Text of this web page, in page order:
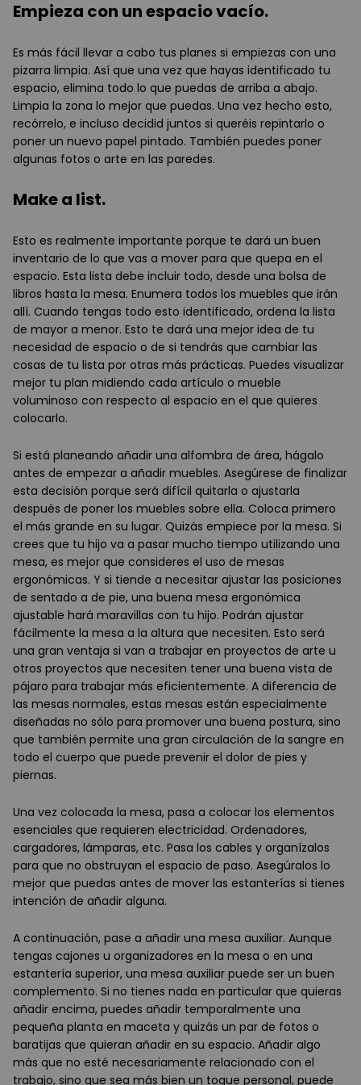
Empieza con un espacio vacío.
Es más fácil llevar a cabo tus planes si empiezas con una
pizarra limpia. Así que una vez que hayas identificado tu
espacio, elimina todo lo que puedas de arriba a abajo.
Limpia la zona lo mejor que puedas. Una vez hecho esto,
recórrelo, e incluso decidid juntos si queréis repintarlo o
poner un nuevo papel pintado. También puedes poner
algunas fotos o arte en las paredes.
Make a list.
Esto es realmente importante porque te dará un buen
inventario de lo que vas a mover para que quepa en el
espacio. Esta lista debe incluir todo, desde una bolsa de
libros hasta la mesa. Enumera todos los muebles que irán
allí. Cuando tengas todo esto identificado, ordena la lista
de mayor a menor. Esto te dará una mejor idea de tu
necesidad de espacio o de si tendrás que cambiar las
cosas de tu lista por otras más prácticas. Puedes visualizar
mejor tu plan midiendo cada artículo o mueble
voluminoso con respecto al espacio en el que quieres
colocarlo.
Si está planeando añadir una alfombra de área, hágalo
antes de empezar a añadir muebles. Asegúrese de finalizar
esta decisión porque será difícil quitarla o ajustarla
después de poner los muebles sobre ella. Coloca primero
el más grande en su lugar. Quizás empiece por la mesa. Si
crees que tu hijo va a pasar mucho tiempo utilizando una
mesa, es mejor que consideres el uso de mesas
ergonómicas. Y si tiende a necesitar ajustar las posiciones
de sentado a de pie, una buena mesa ergonómica
ajustable hará maravillas con tu hijo. Podrán ajustar
fácilmente la mesa a la altura que necesiten. Esto será
una gran ventaja si van a trabajar en proyectos de arte u
otros proyectos que necesiten tener una buena vista de
pájaro para trabajar más eficientemente. A diferencia de
las mesas normales, estas mesas están especialmente
diseñadas no sólo para promover una buena postura, sino
que también permite una gran circulación de la sangre en
todo el cuerpo que puede prevenir el dolor de pies y
piernas.
Una vez colocada la mesa, pasa a colocar los elementos
esenciales que requieren electricidad. Ordenadores,
cargadores, lámparas, etc. Pasa los cables y organízalos
para que no obstruyan el espacio de paso. Asegúralos lo
mejor que puedas antes de mover las estanterías si tienes
intención de añadir alguna.
A continuación, pase a añadir una mesa auxiliar. Aunque
tengas cajones u organizadores en la mesa o en una
estantería superior, una mesa auxiliar puede ser un buen
complemento. Si no tienes nada en particular que quieras
añadir encima, puedes añadir temporalmente una
pequeña planta en maceta y quizás un par de fotos o
baratijas que quieran añadir en su espacio. Añadir algo
más que no esté necesariamente relacionado con el
trabajo, sino que sea más bien un toque personal, puede